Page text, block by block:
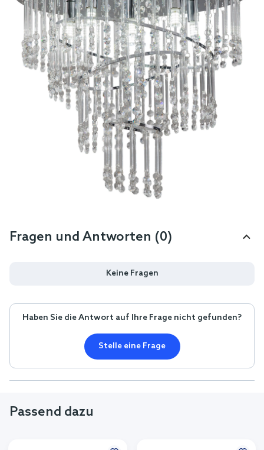
Fragen und Antworten (0)
Keine Fragen
Haben Sie die Antwort auf Ihre Frage nicht gefunden?
Stelle eine Frage
Passend dazu